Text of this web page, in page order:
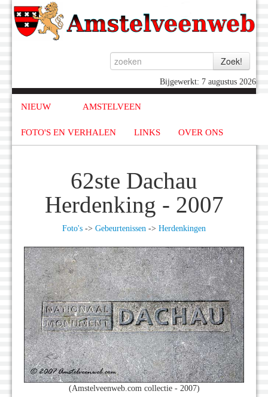
Bijgewerkt: 7 augustus 2026
NIEUW AMSTELVEEN
FOTO'S EN VERHALEN LINKS OVER ONS
62ste Dachau
Herdenking - 2007
Foto's -> Gebeurtenissen -> Herdenkingen
(Amstelveenweb.com collectie - 2007)